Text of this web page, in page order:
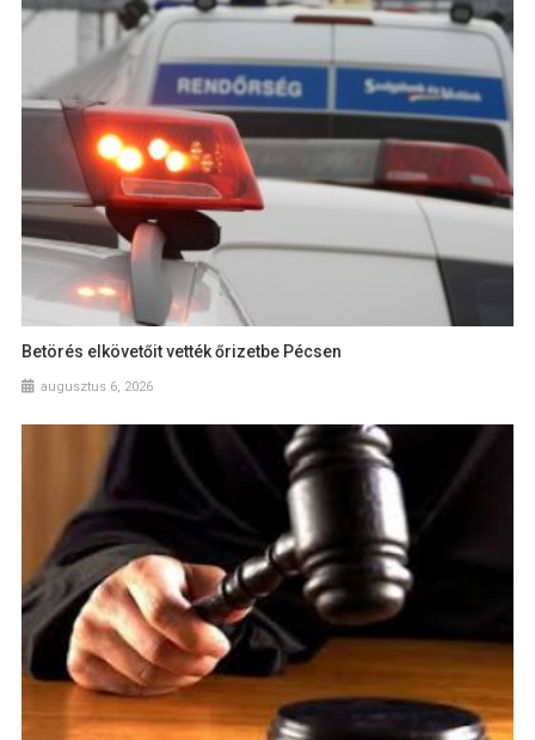
Betörés elkövetőit vették őrizetbe Pécsen
augusztus 6, 2026